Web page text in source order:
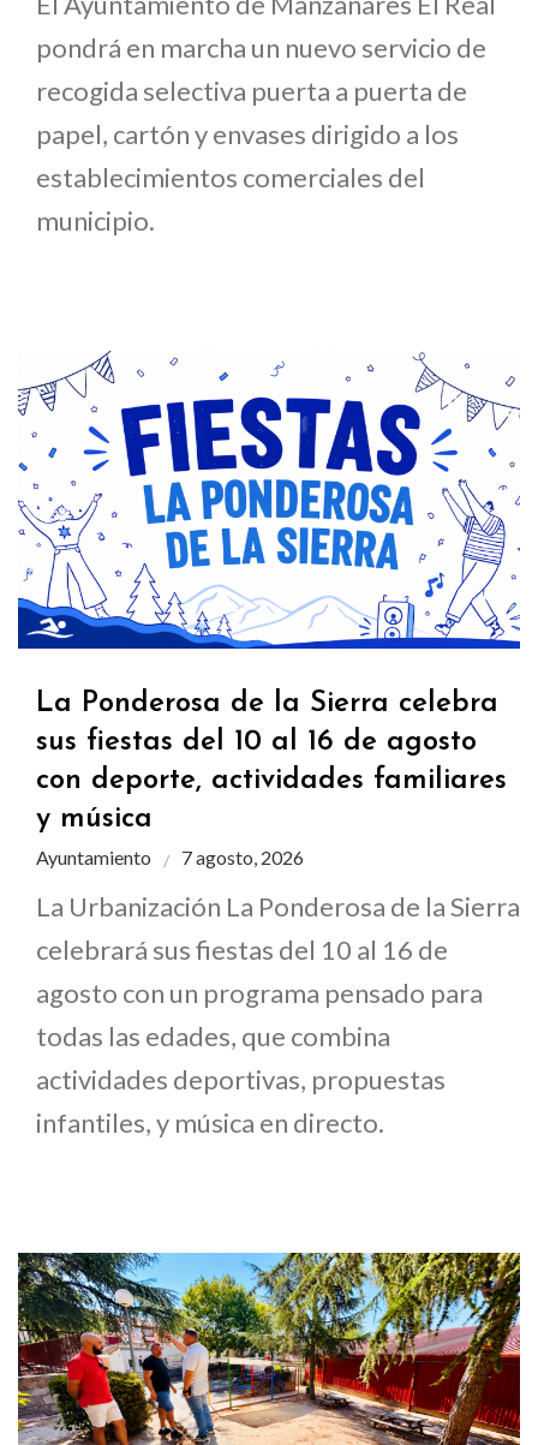
pondrá en marcha un nuevo servicio de
recogida selectiva puerta a puerta de
papel, cartón y envases dirigido a los
establecimientos comerciales del
municipio.
La Ponderosa de la Sierra celebra
sus fiestas del 10 al 16 de agosto
con deporte, actividades familiares
y música
Ayuntamiento 7 agosto, 2026
La Urbanización La Ponderosa de la Sierra
celebrará sus fiestas del 10 al 16 de
agosto con un programa pensado para
todas las edades, que combina
actividades deportivas, propuestas
infantiles, y música en directo.